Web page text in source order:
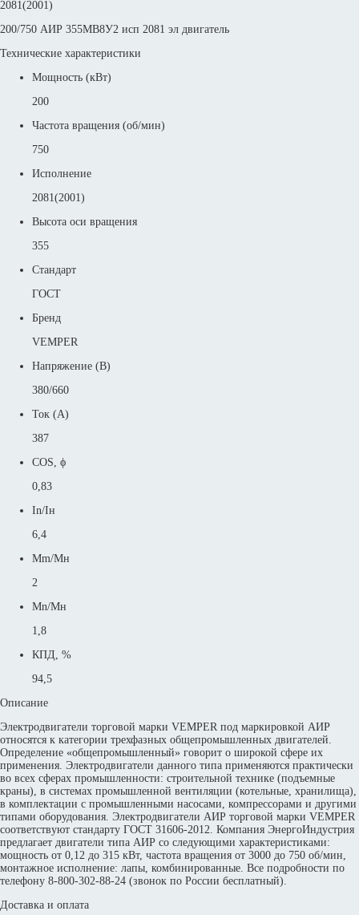
2081(2001)
200/750 АИР 355МВ8У2 исп 2081 эл двигатель
Технические характеристики
Мощность (кВт)
200
Частота вращения (об/мин)
750
Исполнение
2081(2001)
Высота оси вращения
355
Стандарт
ГОСТ
Бренд
VEMPER
Напряжение (В)
380/660
Ток (А)
387
COS, ϕ
0,83
In/Iн
6,4
Mm/Mн
2
Mn/Mн
1,8
КПД, %
94,5
Описание
Электродвигатели торговой марки VEMPER под маркировкой АИР
относятся к категории трехфазных общепромышленных двигателей.
Определение «общепромышленный» говорит о широкой сфере их
применения. Электродвигатели данного типа применяются практически
во всех сферах промышленности: строительной технике (подъемные
краны), в системах промышленной вентиляции (котельные, хранилища),
в комплектации с промышленными насосами, компрессорами и другими
типами оборудования. Электродвигатели АИР торговой марки VEMPER
соответствуют стандарту ГОСТ 31606-2012. Компания ЭнергоИндустрия
предлагает двигатели типа АИР со следующими характеристиками:
мощность от 0,12 до 315 кВт, частота вращения от 3000 до 750 об/мин,
монтажное исполнение: лапы, комбинированные. Все подробности по
телефону 8-800-302-88-24 (звонок по России бесплатный).
Доставка и оплата